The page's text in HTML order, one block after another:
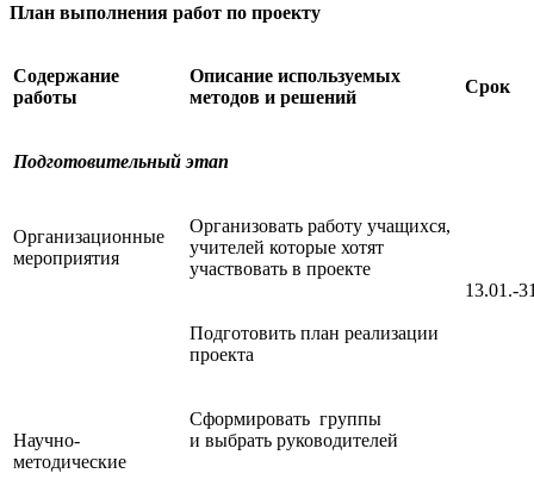
План выполнения работ по проекту
Содержание
работы
Описание используемых
методов и решений
Срок
Подготовительный этап
Организационные
мероприятия
Организовать работу учащихся,
учителей которые хотят
участвовать в проекте
13.01.-
Научно-
методические
Подготовить план реализации
проекта
Сформировать группы
и выбрать руководителей